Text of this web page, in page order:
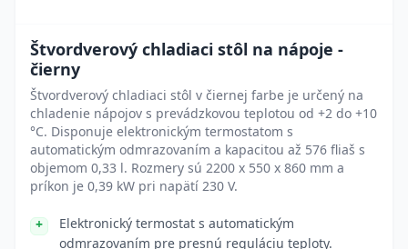
Štvordverový chladiaci stôl na nápoje -
čierny
Štvordverový chladiaci stôl v čiernej farbe je určený na
chladenie nápojov s prevádzkovou teplotou od +2 do +10
°C. Disponuje elektronickým termostatom s
automatickým odmrazovaním a kapacitou až 576 fliaš s
objemom 0,33 l. Rozmery sú 2200 x 550 x 860 mm a
príkon je 0,39 kW pri napätí 230 V.
Elektronický termostat s automatickým
odmrazovaním pre presnú reguláciu teploty.